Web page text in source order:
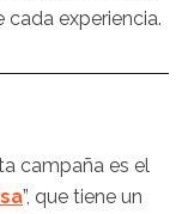
experiencia.
campaña es el
”, que tiene un